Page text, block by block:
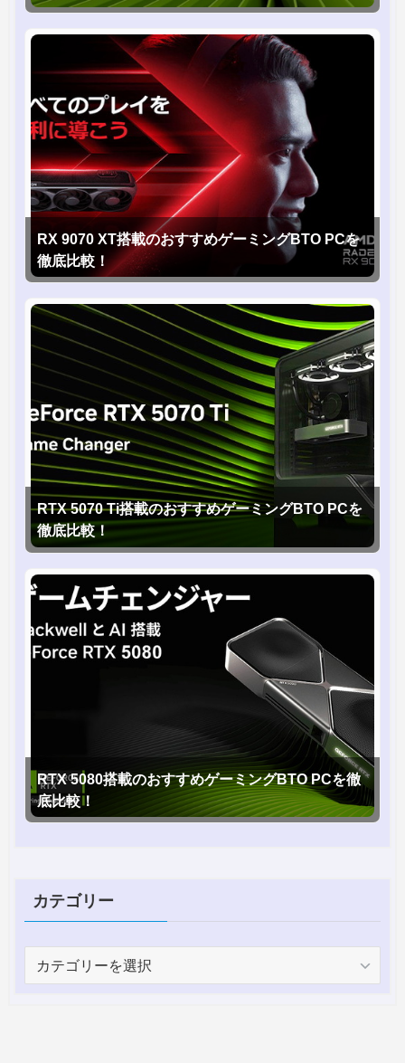
RX 9070 XT搭載のおすすめゲーミングBTO PCを
徹底比較！
RTX 5070 Ti搭載のおすすめゲーミングBTO PCを
徹底比較！
RTX 5080搭載のおすすめゲーミングBTO PCを徹
底比較！
カテゴリー